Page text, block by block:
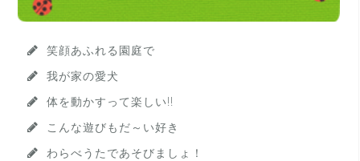
笑顔あふれる園庭で
我が家の愛犬
体を動かすって楽しい!!
こんな遊びもだ～い好き
わらべうたであそびましょ！